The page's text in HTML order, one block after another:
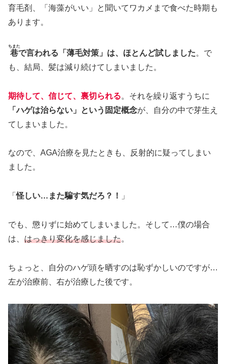
育毛剤、「海藻がいい」と聞いてワカメまで食べた時期も
あります。
巷
ちまた
で言われる「薄毛対策」は、ほとんど試しました。で
も、結局、髪は減り続けてしまいました。
期待して、信じて、裏切られる。それを繰り返すうちに
「ハゲは治らない」という固定概念が、自分の中で芽生え
てしまいました。
なので、AGA治療を見たときも、反射的に疑ってしまい
ました。
「怪しい…また騙す気だろ？！ 」
でも、懲りずに始めてしまいました。そして…僕の場合
は、 はっきり変化を感じました。
ちょっと、自分のハゲ頭を晒すのは恥ずかしいのですが…
左が治療前、右が治療した後です。